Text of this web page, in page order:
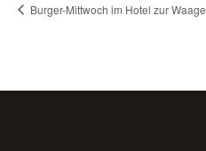
Burger-Mittwoch im Hotel zur Waage